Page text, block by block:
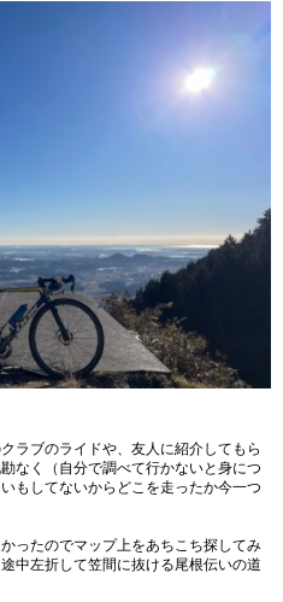
ラブのライドや、友人に紹介してもら
なく（自分で調べて行かないと身につ
もしてないからどこを走ったか今一つ
ったのでマップ上をあちこち探してみ
中左折して笠間に抜ける尾根伝いの道